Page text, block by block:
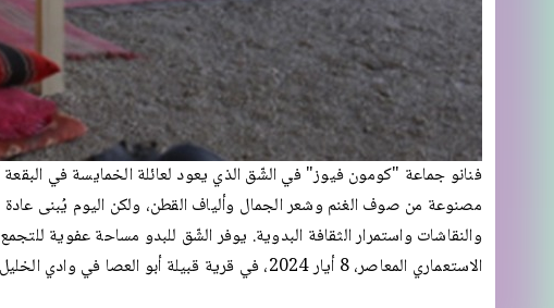
فنانو جماعة "كومون فيوز" في الشّق الذي يعود لعائلة الخمايسة في البقعة
مصنوعة من صوف الغنم وشعر الجمال وألياف القطن، ولكن اليوم يُبنى
والنقاشات واستمرار الثقافة البدوية. يوفر الشّق للبدو مساحة عفوية
الاستعماري المعاصر، 8 أيار 2024، في قرية قبيلة أبو العصا في وادي الخليل.